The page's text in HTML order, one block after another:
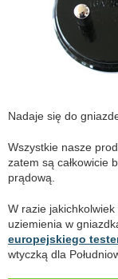
Nadaje się do
Wszystkie nasze
zatem są całkowicie
prądową.
W razie
uziemienia w
europejskiego
wtyczką dla